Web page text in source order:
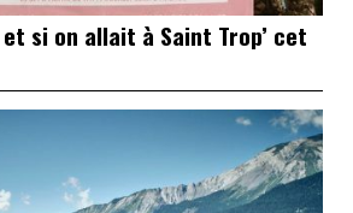
si on allait à Saint Trop’ cet